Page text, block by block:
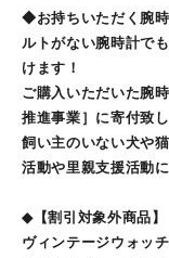
◆お持ちいただく腕
ルトがない腕時計で
けます！
ご購入いただいた腕
推進事業］に寄付致し
飼い主のいない犬や
活動や里親支援活動に
◆【割引対象外商品】
ヴィンテージウォッ